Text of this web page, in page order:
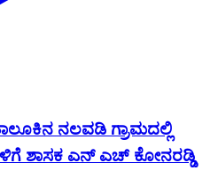
ನಲವಡಿ ಗ್ರಾಮದಲ್ಲಿ
ಶಾಸಕ ಎನ್ ಎಚ್ ಕೋನರಡ್ಡಿ